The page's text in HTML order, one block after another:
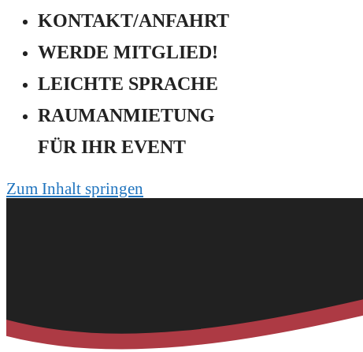
KONTAKT/ANFAHRT
WERDE MITGLIED!
LEICHTE SPRACHE
RAUMANMIETUNG
FÜR IHR EVENT
Zum Inhalt springen